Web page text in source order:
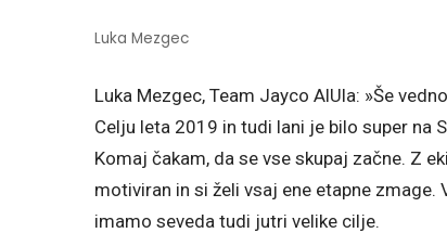
Luka Mezgec
Luka Mezgec, Team Jayco AlUla: »Še
Celju leta 2019 in tudi lani je bilo super na
Komaj čakam, da se vse skupaj začne. Z
motiviran in si želi vsaj ene etapne
imamo seveda tudi jutri velike cilje.